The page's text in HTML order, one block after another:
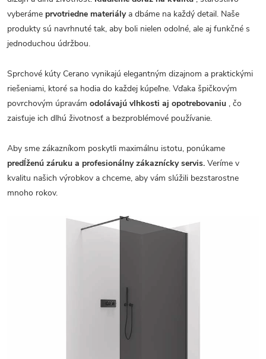
vyberáme prvotriedne materiálya dbáme na každý detail. Naše
produkty sú navrhnuté tak, aby boli nielen odolné, ale aj funkčné s
jednoduchou údržbou.
Sprchové kúty Cerano vynikajú elegantným dizajnom a praktickými
riešeniami, ktoré sa hodia do každej kúpeľne. Vďaka špičkovým
povrchovým úpravám odolávajú vlhkosti aj opotrebovaniu , čo
zaisťuje ich dlhú životnosť a bezproblémové používanie.
Aby sme zákazníkom poskytli maximálnu istotu, ponúkame
predĺženú záruku a profesionálny zákaznícky servis. Veríme v
kvalitu našich výrobkov a chceme, aby vám slúžili bezstarostne
mnoho rokov.